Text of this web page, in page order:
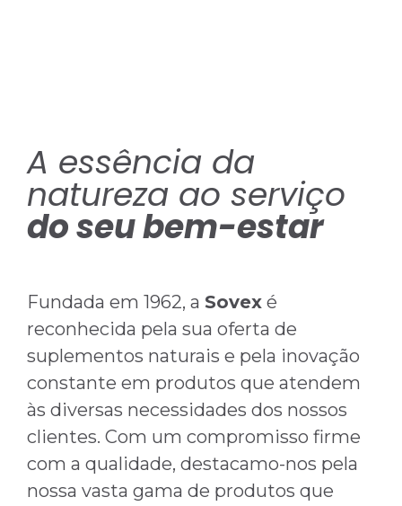
A essência da
natureza ao serviço
do seu bem-estar
Fundada em 1962, a Sovex é
reconhecida pela sua oferta de
suplementos naturais e pela inovação
constante em produtos que atendem
às diversas necessidades dos nossos
clientes. Com um compromisso firme
com a qualidade, destacamo-nos pela
nossa vasta gama de produtos que